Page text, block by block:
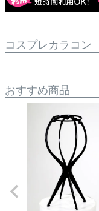
コスプレカラコン
おすすめ商品